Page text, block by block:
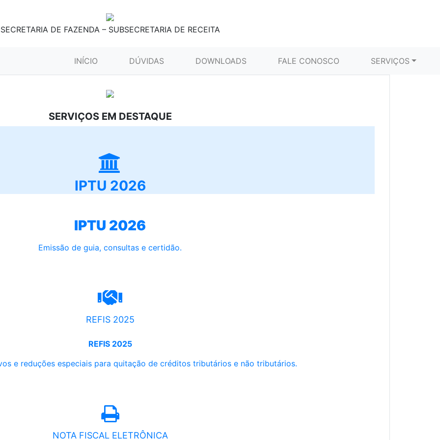
SECRETARIA DE FAZENDA – SUBSECRETARIA DE RECEITA
INÍCIO (CURRENT)DÚVIDAS DOWNLOADS FALE CONOSCO SERVIÇOS
SERVIÇOS EM DESTAQUE
IPTU 2026
IPTU 2026
Emissão de guia, consultas e certidão.
REFIS 2025
REFIS 2025
e reduções especiais para quitação de créditos tributários e não tributários.
NOTA FISCAL ELETRÔNICA